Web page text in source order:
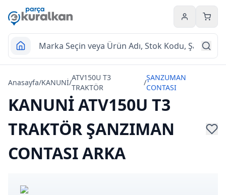
Hesabım
Anasayfa/KANUNİ/
ATV150U T3
TRAKTÖR
/
ŞANZUMAN
CONTASI
KANUNİ ATV150U T3
TRAKTÖR ŞANZIMAN
CONTASI ARKA